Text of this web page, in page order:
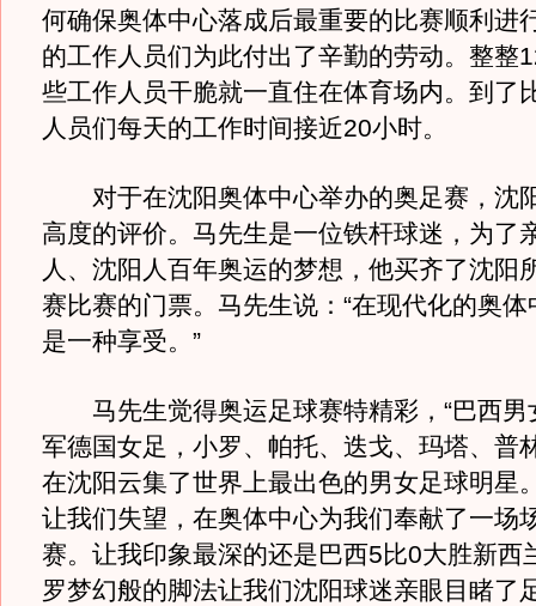
何确保奥体中心落成后最重要的比赛顺利进
的工作人员们为此付出了辛勤的劳动。整整
些工作人员干脆就一直住在体育场内。到了
人员们每天的工作时间接近20小时。
对于在沈阳奥体中心举办的奥足赛，沈
高度的评价。马先生是一位铁杆球迷，为了
人、沈阳人百年奥运的梦想，他买齐了沈阳
赛比赛的门票。马先生说：“在现代化的奥
是一种享受。”
马先生觉得奥运足球赛特精彩，“巴西男
军德国女足，小罗、帕托、迭戈、玛塔、普
在沈阳云集了世界上最出色的男女足球明星
让我们失望，在奥体中心为我们奉献了一场
赛。让我印象最深的还是巴西5比0大胜新西
罗梦幻般的脚法让我们沈阳球迷亲眼目睹了